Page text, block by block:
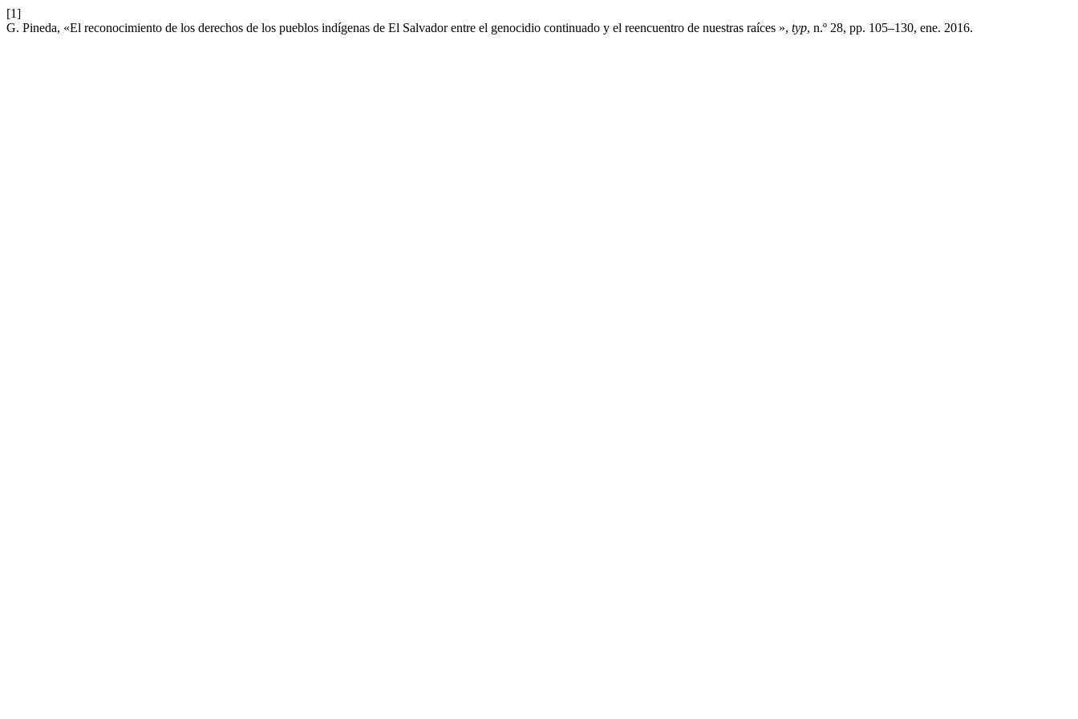
[1]
G. Pineda, «El reconocimiento de los derechos de los pueblos indígenas de El Salvador entre el genocidio continuado y el reencuentro de nuestras raíces », typ, n.º 28, pp. 105–130, ene. 2016.